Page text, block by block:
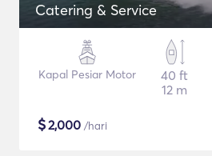
Catering & Service
Kapal Pesiar Motor
40 ft
12 m
$2,000 /hari